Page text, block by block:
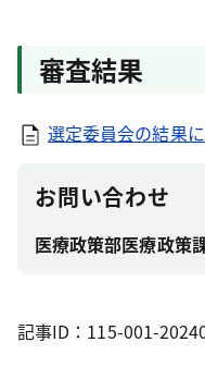
審査結果
選定委員会の結果
お問い合わせ
医療政策部医療政策
記事ID：115-001-